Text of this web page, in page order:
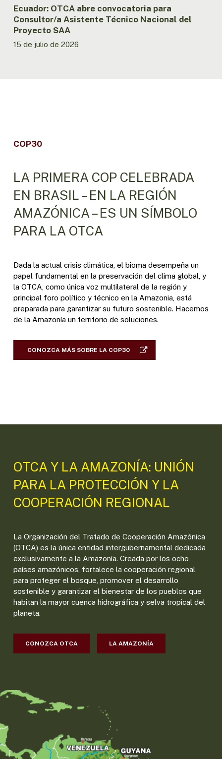
Ecuador: OTCA abre convocatoria para
Consultor/a Asistente Técnico Nacional del
Proyecto SAA
15 de julio de 2026
COP30
LA PRIMERA COP CELEBRADA
EN BRASIL – EN LA REGIÓN
AMAZÓNICA – ES UN SÍMBOLO
PARA LA OTCA
Dada la actual crisis climática, el bioma desempeña un
papel fundamental en la preservación del clima global, y
la OTCA, como única voz multilateral de la región y
principal foro político y técnico en la Amazonia, está
preparada para garantizar su futuro sostenible. Hacemos
de la Amazonía un territorio de soluciones.
CONOZCA MÁS SOBRE LA COP30
OTCA Y LA AMAZONÍA: UNIÓN
PARA LA PROTECCIÓN Y LA
COOPERACIÓN REGIONAL
La Organización del Tratado de Cooperación Amazónica
(OTCA) es la única entidad intergubernamental dedicada
exclusivamente a la Amazonía. Creada por los ocho
países amazónicos, fortalece la cooperación regional
para proteger el bosque, promover el desarrollo
sostenible y garantizar el bienestar de los pueblos que
habitan la mayor cuenca hidrográfica y selva tropical del
planeta.
CONOZCA OTCA LA AMAZONÍA